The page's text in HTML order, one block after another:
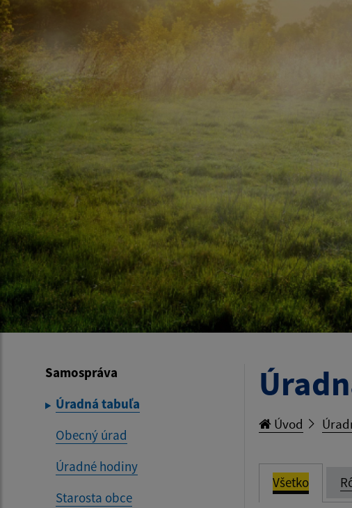
Samospráva
Úradná tabuľa
Obecný úrad
Úradné hodiny
Starosta obce
Úvod
Všetko